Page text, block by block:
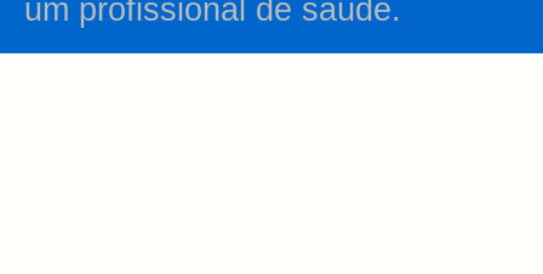
um profissional de saúde.